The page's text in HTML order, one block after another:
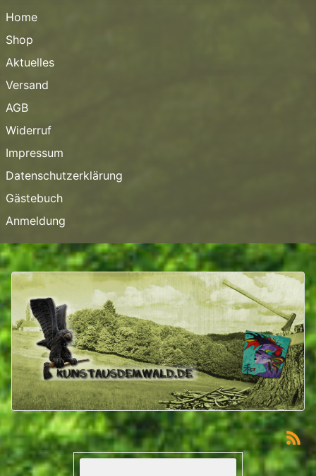
Home
Shop
Aktuelles
Versand
AGB
Widerruf
Impressum
Datenschutzerklärung
Gästebuch
Anmeldung